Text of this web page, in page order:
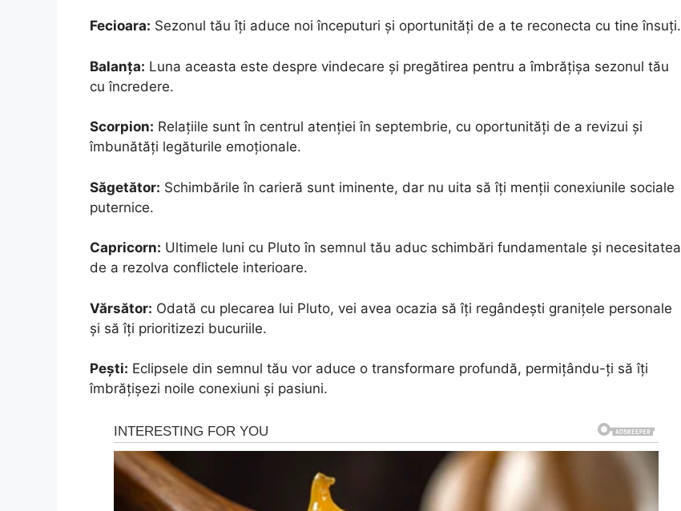
Fecioara: Sezonul tău îți aduce noi începuturi și oportunități de a te reconecta cu tine însuți.
Balanța: Luna aceasta este despre vindecare și pregătirea pentru a îmbrățișa sezonul tău
cu încredere.
Scorpion: Relațiile sunt în centrul atenției în septembrie, cu oportunități de a revizui și
îmbunătăți legăturile emoționale.
Săgetător: Schimbările în carieră sunt iminente, dar nu uita să îți menții conexiunile sociale
puternice.
Capricorn: Ultimele luni cu Pluto în semnul tău aduc schimbări fundamentale și necesitatea
de a rezolva conflictele interioare.
Vărsător: Odată cu plecarea lui Pluto, vei avea ocazia să îți regândești granițele personale
și să îți prioritizezi bucuriile.
Pești: Eclipsele din semnul tău vor aduce o transformare profundă, permițându-ți să îți
îmbrățișezi noile conexiuni și pasiuni.